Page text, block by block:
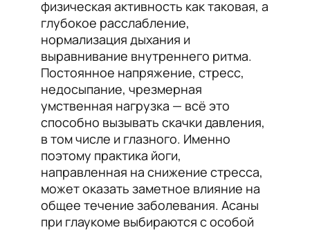
физическая активность как таковая, а
глубокое расслабление,
нормализация дыхания и
выравнивание внутреннего ритма.
Постоянное напряжение, стресс,
недосыпание, чрезмерная
умственная нагрузка — всё это
способно вызывать скачки давления,
в том числе и глазного. Именно
поэтому практика йоги,
направленная на снижение стресса,
может оказать заметное влияние на
общее течение заболевания. Асаны
при глаукоме выбираются с особой